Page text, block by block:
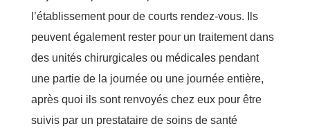
l’établissement pour de courts rendez-vous. Ils
peuvent également rester pour un traitement dans
des unités chirurgicales ou médicales pendant
une partie de la journée ou une journée entière,
après quoi ils sont renvoyés chez eux pour être
suivis par un prestataire de soins de santé